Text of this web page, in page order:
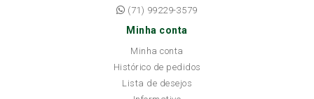
(71) 99229-3579
Minha conta
Minha conta
Histórico de pedidos
Lista de desejos